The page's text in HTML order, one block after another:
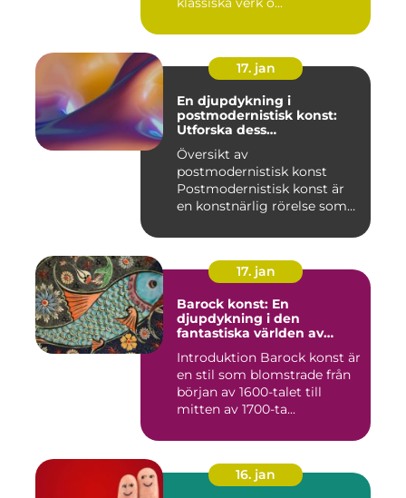
17. jan
En djupdykning i
postmodernistisk konst:
Utforska dess
mångfasetterade natur
Översikt av
postmodernistisk konst
Postmodernistisk konst är
en konstnärlig rörelse som
17. jan
Barock konst: En
djupdykning i den
fantastiska världen av
Introduktion Barock konst är
en stil som blomstrade från
början av 1600-talet till
mitten av 1700-ta...
16. jan